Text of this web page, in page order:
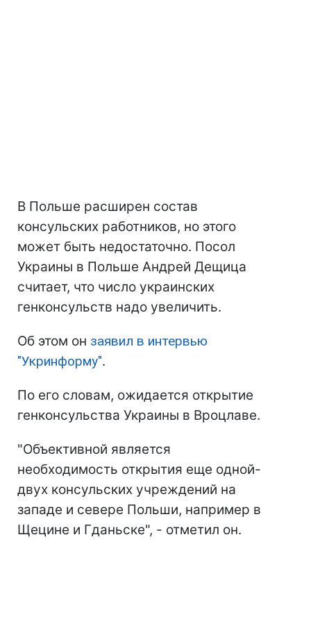
В Польше расширен состав
консульских работников, но этого
может быть недостаточно. Посол
Украины в Польше Андрей Дещица
считает, что число украинских
генконсульств надо увеличить.
Об этом он заявил в интервью
"Укринформу".
По его словам, ожидается открытие
генконсульства Украины в Вроцлаве.
"Объективной является
необходимость открытия еще одной-
двух консульских учреждений на
западе и севере Польши, например в
Щецине и Гданьске", - отметил он.